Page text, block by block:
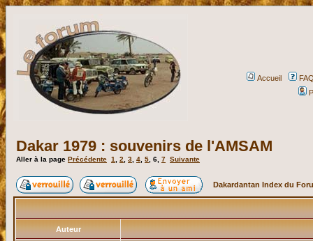
Accueil
Dakar 1979 : souvenirs de l'AMSAM
Aller à la page Précédente 1 2 3 4 5 6 7 Suivante
Dakardantan Index du
Auteur